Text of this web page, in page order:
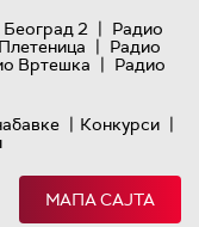
2 | Радио
| Радио
Вртешка | Радио
| Конкурси |
МАПА САЈТА